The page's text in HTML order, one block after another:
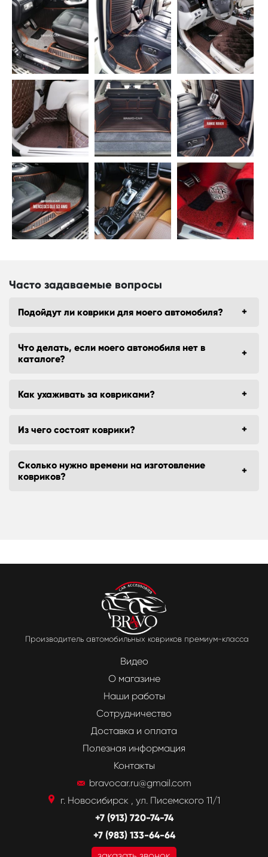
Часто задаваемые вопросы
Подойдут ли коврики для моего автомобиля?
Что делать, если моего автомобиля нет в
каталоге?
Как ухаживать за ковриками?
Из чего состоят коврики?
Сколько нужно времени на изготовление
ковриков?
Производитель автомобильных ковриков премиум-класса
Видео
О магазине
Наши работы
Сотрудничество
Доставка и оплата
Полезная информация
Контакты
bravocar.ru@gmail.com
г. Новосибирск , ул. Писемского 11/1
+7 (913) 720-74-74
+7 (983) 133-64-64